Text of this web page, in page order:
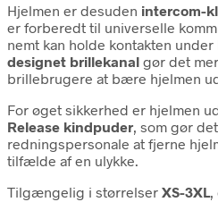
Hjelmen er desuden intercom-
er forberedt til universelle
nemt kan holde kontakten under
designet brillekanal gør det
brillebrugere at bære hjelmen
For øget sikkerhed er hjelmen
Release kindpuder , som gør
redningspersonale at fjerne
tilfælde af en ulykke.
Tilgængelig i størrelser XS-3XL